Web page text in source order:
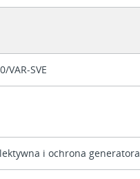
VAR-SVE
i ochrona generatora